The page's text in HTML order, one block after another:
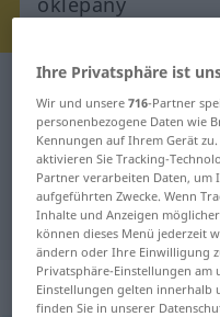
Polnisch-Deutsch
Polnisch-
"oklepany"
"oklepany"
„oklepany“
Ihre Privatsphäre ist
Wir und unsere716-Partner
personenbezogene Daten wie
Kennungen auf Ihrem Gerät
aktivieren Sie Tracking-
Partner verarbeiten Daten, um
aufgeführten Zwecke. Wenn
Inhalte und Anzeigen
können dieses Menü jederzeit
ändern oder Ihre Einwilligung
Privatsphäre-Einstellungen am
Einstellungen gelten innerhalb
finden Sie in unserer